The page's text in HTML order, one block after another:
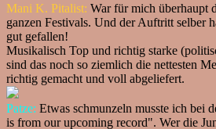
Mani K. Pitalist: War für mich überhaupt
ganzen Festivals. Und der Auftritt selber
gut gefallen!
Musikalisch Top und richtig starke
sind das noch so ziemlich die nettesten
richtig gemacht und voll abgeliefert.
Patze: Etwas schmunzeln musste ich bei
is from our upcoming record". Wer die